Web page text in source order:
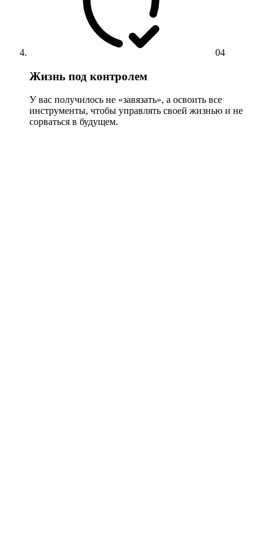
04
Жизнь под контролем
У вас получилось не «завязать», а освоить все
инструменты, чтобы управлять своей жизнью и не
сорваться в будущем.